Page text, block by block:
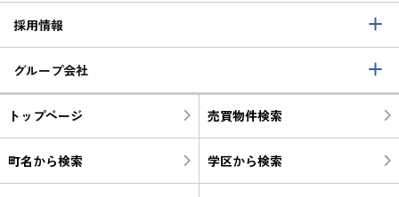
採用情報
グループ会社
トップページ 売買物件検索
町名から検索 学区から検索